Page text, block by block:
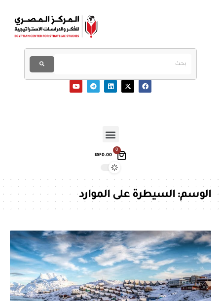
0
EGP0.00
الوسم:السيطرة على الموارد